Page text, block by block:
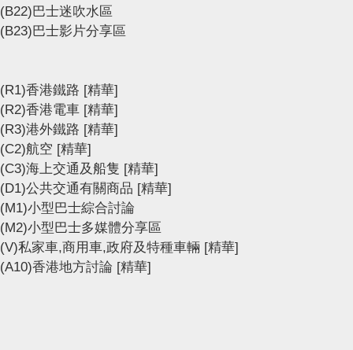
(B22)巴士迷吹水區
(B23)巴士影片分享區
(R1)香港鐵路 [精華]
(R2)香港電車 [精華]
(R3)港外鐵路 [精華]
(C2)航空 [精華]
(C3)海上交通及船隻 [精華]
(D1)公共交通有關商品 [精華]
(M1)小型巴士綜合討論
(M2)小型巴士多媒體分享區
(V)私家車,商用車,政府及特種車輛 [精華]
(A10)香港地方討論 [精華]